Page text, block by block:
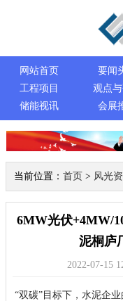
网站首页 要闻
工程项目
观点
储能视讯
会展
当前位置： 首页> 风光
6MW光伏+4MW/
泥桐庐
2022-07-15
“双碳”目标下，水泥企